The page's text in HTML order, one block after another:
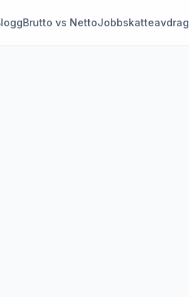
Brutto vs NettoJobbskatteavdrag